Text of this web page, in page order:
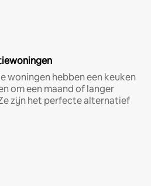
woningen hebben een keuken
om een maand of langer
zijn het perfecte alternatief